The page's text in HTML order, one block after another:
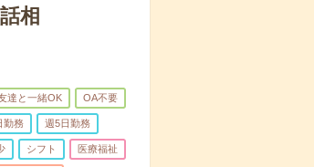
相
達と一緒OK OA不要
勤務 週5日勤務
シフト 医療福祉